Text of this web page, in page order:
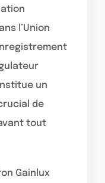
l’Union
un
de
tout
Gainlux